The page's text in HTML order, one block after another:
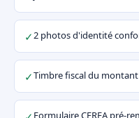
✓2 photos d'identité
✓Timbre fiscal du
Formulaire CERFA pré-